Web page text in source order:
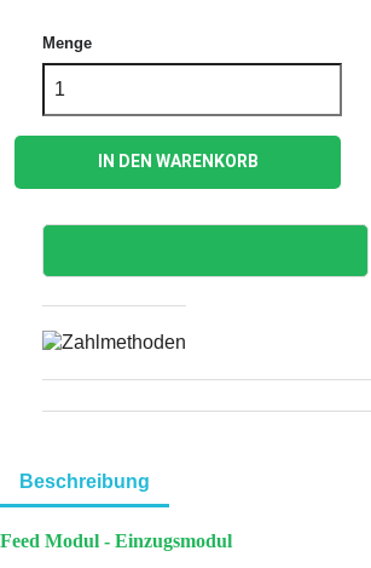
Menge
IN DEN WARENKORB
Beschreibung
Feed Modul - Einzugsmodul